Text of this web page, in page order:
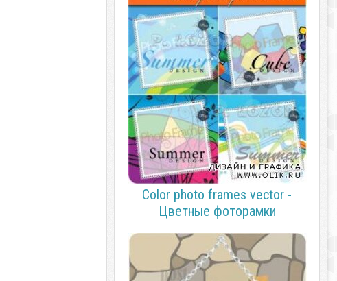
Color photo frames vector -
Цветные фоторамки